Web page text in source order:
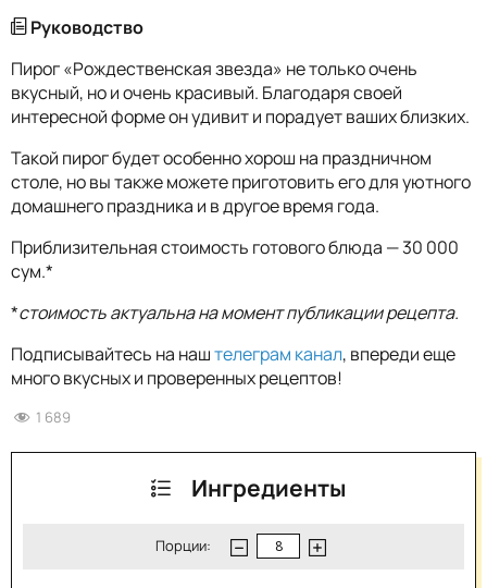
Руководство
Пирог «Рождественская звезда» не только очень
вкусный, но и очень красивый. Благодаря своей
интересной форме он удивит и порадует ваших близких.
Такой пирог будет особенно хорош на праздничном
столе, но вы также можете приготовить его для уютного
домашнего праздника и в другое время года.
Приблизительная стоимость готового блюда — 30 000
сум.*
*стоимость актуальна на момент публикации рецепта.
Подписывайтесь на наштелеграм канал, впереди еще
много вкусных и проверенных рецептов!
1 689
Ингредиенты
Порции: